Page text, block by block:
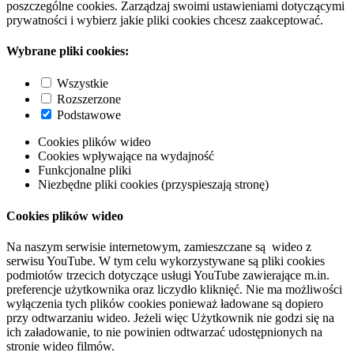
poszczególne cookies. Zarządzaj swoimi ustawieniami dotyczącymi
prywatności i wybierz jakie pliki cookies chcesz zaakceptować.
Wybrane pliki cookies:
Wszystkie
Rozszerzone
Podstawowe
Cookies plików wideo
Cookies wpływające na wydajność
Funkcjonalne pliki
Niezbędne pliki cookies (przyspieszają stronę)
Cookies plików wideo
Na naszym serwisie internetowym, zamieszczane są wideo z
serwisu YouTube. W tym celu wykorzystywane są pliki cookies
podmiotów trzecich dotyczące usługi YouTube zawierające m.in.
preferencje użytkownika oraz liczydło kliknięć. Nie ma możliwości
wyłączenia tych plików cookies ponieważ ładowane są dopiero
przy odtwarzaniu wideo. Jeżeli więc Użytkownik nie godzi się na
ich załadowanie, to nie powinien odtwarzać udostępnionych na
stronie wideo filmów.